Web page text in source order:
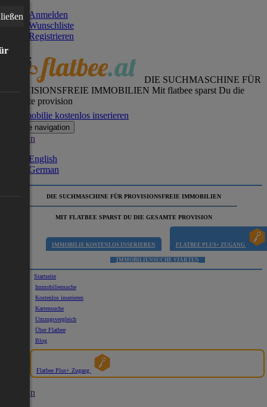
Anmelden
Wunschliste
Registrieren
DIE SUCHMASCHINE FÜR
PROVISIONSFREIE IMMOBILIEN Mit flatbee sparst Du die
gesamte provision
Immobilie kostenlos inserieren
Toggle navigation
German
English
German
DIE SUCHMASCHINE FÜR PROVISIONSFREIE IMMOBILIEN
MIT FLATBEE SPARST DU DIE GESAMTE PROVISION
IMMOBILIE KOSTENLOS INSERIEREN FLATBEE PLUS+ ZUGANG
IMMOBILIENSUCHE STARTEN
Startseite
Immobiliensuche
Kostenlos inserieren
Kartensuche
Umzugsvergleich
Über Flatbee
Blog
Flatbee Plus+ Zugang
German